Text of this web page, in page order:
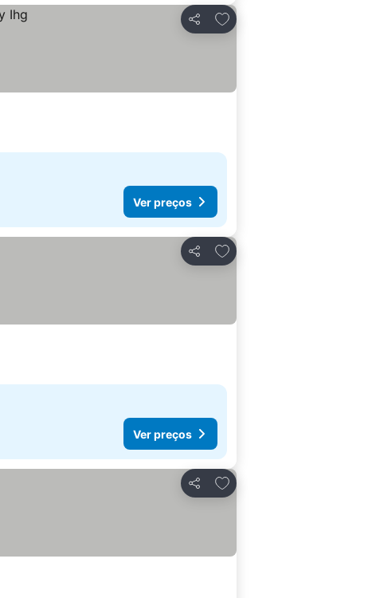
Partilhar
Adicionar aos favoritos
Ver preços
Partilhar
Adicionar aos favoritos
Ver preços
Partilhar
Adicionar aos favoritos